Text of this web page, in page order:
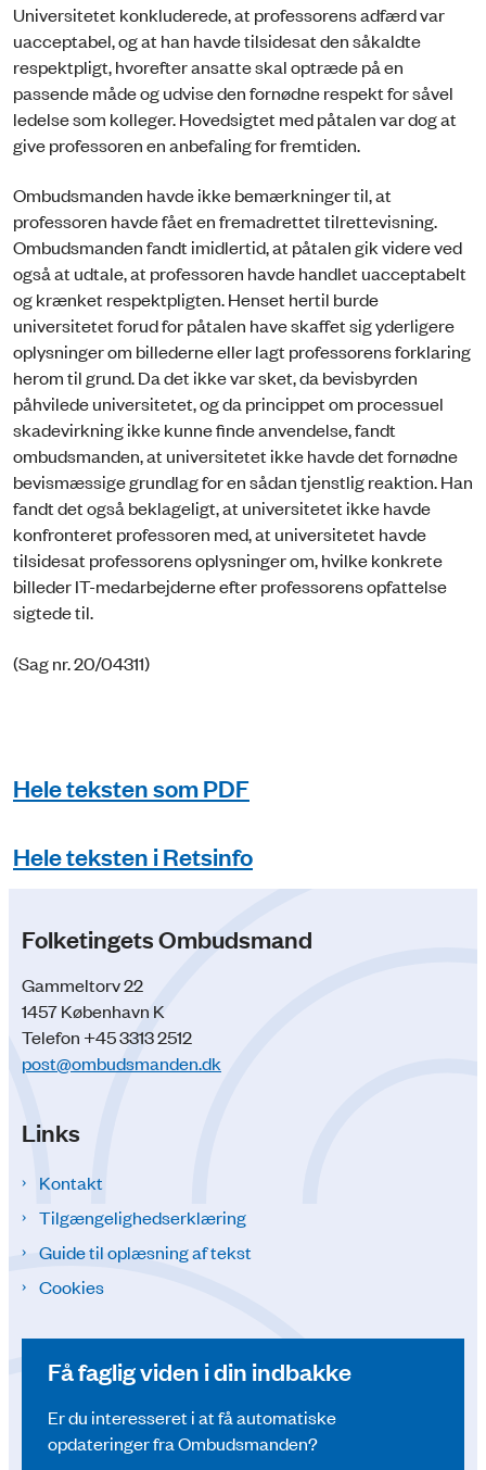
Universitetet konkluderede, at professorens adfærd var
uacceptabel, og at han havde tilsidesat den såkaldte
respektpligt, hvorefter ansatte skal optræde på en
passende måde og udvise den fornødne respekt for såvel
ledelse som kolleger. Hovedsigtet med påtalen var dog at
give professoren en anbefaling for fremtiden.
Ombudsmanden havde ikke bemærkninger til, at
professoren havde fået en fremadrettet tilrettevisning.
Ombudsmanden fandt imidlertid, at påtalen gik videre ved
også at udtale, at professoren havde handlet uacceptabelt
og krænket respektpligten. Henset hertil burde
universitetet forud for påtalen have skaffet sig yderligere
oplysninger om billederne eller lagt professorens forklaring
herom til grund. Da det ikke var sket, da bevisbyrden
påhvilede universitetet, og da princippet om processuel
skadevirkning ikke kunne finde anvendelse, fandt
ombudsmanden, at universitetet ikke havde det fornødne
bevismæssige grundlag for en sådan tjenstlig reaktion. Han
fandt det også beklageligt, at universitetet ikke havde
konfronteret professoren med, at universitetet havde
tilsidesat professorens oplysninger om, hvilke konkrete
billeder IT-medarbejderne efter professorens opfattelse
sigtede til.
(Sag nr. 20/04311)
Hele teksten som PDF
Hele teksten i Retsinfo
Folketingets Ombudsmand
Gammeltorv 22
1457 København K
Telefon +45 3313 2512
post@ombudsmanden.dk
Links
Kontakt
Tilgængelighedserklæring
Guide til oplæsning af tekst
Cookies
Få faglig viden i din indbakke
Er du interesseret i at få automatiske
opdateringer fra Ombudsmanden?